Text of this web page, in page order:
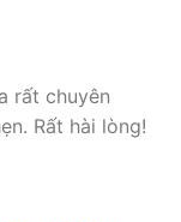
rất chuyên
Rất hài lòng!